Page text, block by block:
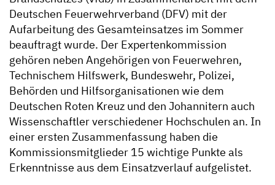
Deutschen Feuerwehrverband (DFV) mit der
Aufarbeitung des Gesamteinsatzes im Sommer
beauftragt wurde. Der Expertenkommission
gehören neben Angehörigen von Feuerwehren,
Technischem Hilfswerk, Bundeswehr, Polizei,
Behörden und Hilfsorganisationen wie dem
Deutschen Roten Kreuz und den Johannitern auch
Wissenschaftler verschiedener Hochschulen an. In
einer ersten Zusammenfassung haben die
Kommissionsmitglieder 15 wichtige Punkte als
Erkenntnisse aus dem Einsatzverlauf aufgelistet.